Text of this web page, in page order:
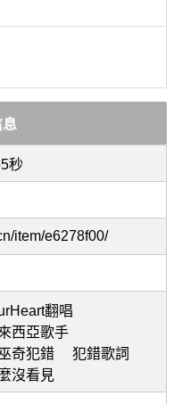
息
秒
item/e6278f00/
翻唱
西亞歌手
奇犯錯
犯錯歌詞
沒看見